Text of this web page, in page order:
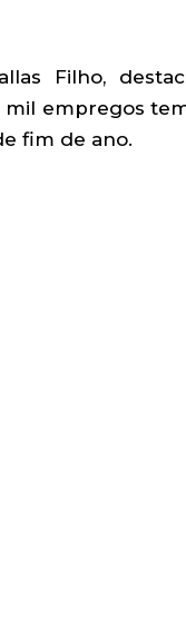
Filho,
empregos
fim de ano.